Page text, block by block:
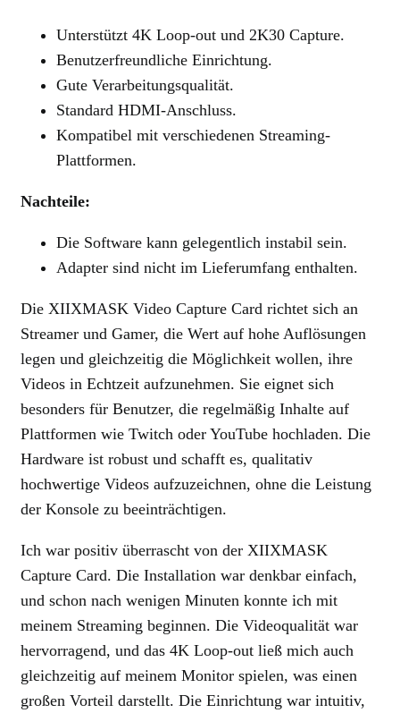
Unterstützt 4K Loop-out und 2K30 Capture.
Benutzerfreundliche Einrichtung.
Gute Verarbeitungsqualität.
Standard HDMI-Anschluss.
Kompatibel mit verschiedenen Streaming-
Plattformen.
Nachteile:
Die Software kann gelegentlich instabil sein.
Adapter sind nicht im Lieferumfang enthalten.
Die XIIXMASK Video Capture Card richtet sich an
Streamer und Gamer, die Wert auf hohe Auflösungen
legen und gleichzeitig die Möglichkeit wollen, ihre
Videos in Echtzeit aufzunehmen. Sie eignet sich
besonders für Benutzer, die regelmäßig Inhalte auf
Plattformen wie Twitch oder YouTube hochladen. Die
Hardware ist robust und schafft es, qualitativ
hochwertige Videos aufzuzeichnen, ohne die Leistung
der Konsole zu beeinträchtigen.
Ich war positiv überrascht von der XIIXMASK
Capture Card. Die Installation war denkbar einfach,
und schon nach wenigen Minuten konnte ich mit
meinem Streaming beginnen. Die Videoqualität war
hervorragend, und das 4K Loop-out ließ mich auch
gleichzeitig auf meinem Monitor spielen, was einen
großen Vorteil darstellt. Die Einrichtung war intuitiv,